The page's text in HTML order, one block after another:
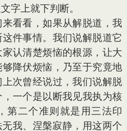
字上就下判断。
看看，如果从解脱道，我
件事情。我们说解脱道它
认清楚烦恼的根源，让大
降伏烦恼，乃至于究竟地
次曾经说过，我们说解脱
一个是以断我见我执为核
第二个准则就是用三法印
我、涅槃寂静，用这两个